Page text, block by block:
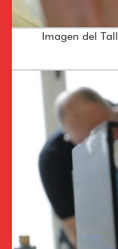
Imagen del